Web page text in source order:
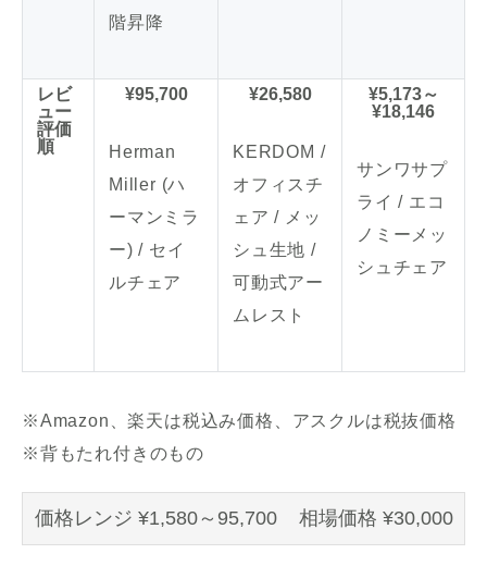
階昇降
レビ
ュー
評価
順
¥95,700
Herman
Miller (ハ
ーマンミラ
ー) / セイ
ルチェア
¥26,580
KERDOM /
オフィスチ
ェア / メッ
シュ生地 /
可動式アー
ムレスト
¥5,173～
¥18,146
サンワサプ
ライ / エコ
ノミーメッ
シュチェア
※Amazon、楽天は税込み価格、アスクルは税抜価格
※背もたれ付きのもの
価格レンジ ¥1,580～95,700 相場価格 ¥30,000